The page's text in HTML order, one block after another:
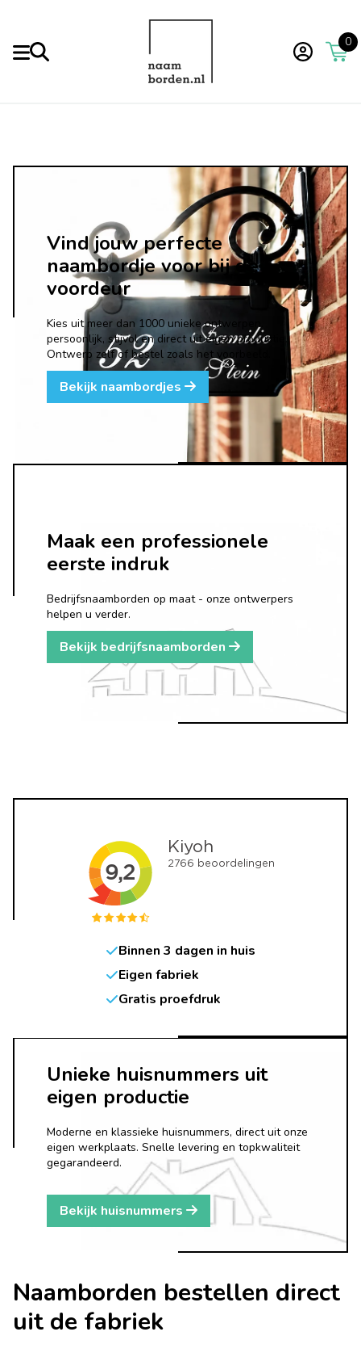
0
Vind jouw perfecte
naambordje voor bij de
voordeur
Kies uit meer dan 1000 unieke ontwerpen.
persoonlijk, stijvol en direct uit eigen productie.
Ontwerp zelf of bestel zoals het voorbeeld.
Bekijk naambordjes
Maak een professionele
eerste indruk
Bedrijfsnaamborden op maat - onze ontwerpers
helpen u verder.
Bekijk bedrijfsnaamborden
Unieke huisnummers uit
eigen productie
Moderne en klassieke huisnummers, direct uit onze
eigen werkplaats. Snelle levering en topkwaliteit
gegarandeerd.
Bekijk huisnummers
Binnen 3 dagen in huis
Eigen fabriek
Gratis proefdruk
Naamborden bestellen direct
uit de fabriek